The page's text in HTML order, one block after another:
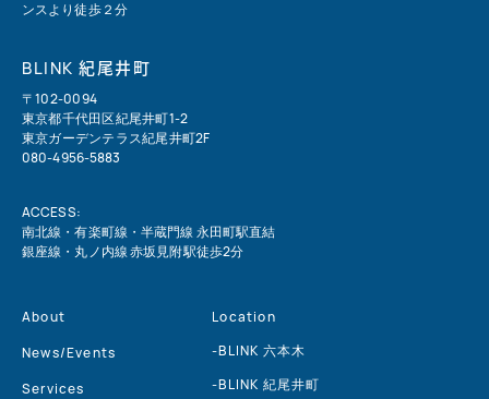
ンスより徒歩２分
BLINK 紀尾井町
〒102-0094
東京都千代田区紀尾井町1-2
東京ガーデンテラス紀尾井町2F
080-4956-5883
ACCESS:
南北線・有楽町線・半蔵門線 永田町駅直結
銀座線・丸ノ内線 赤坂見附駅徒歩2分
About
News/Events
Services
Location
-BLINK 六本木
-BLINK 紀尾井町